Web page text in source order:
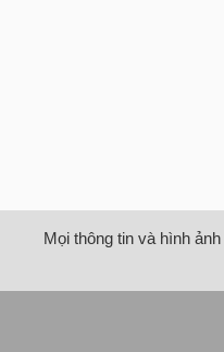
Mọi thông tin và hình